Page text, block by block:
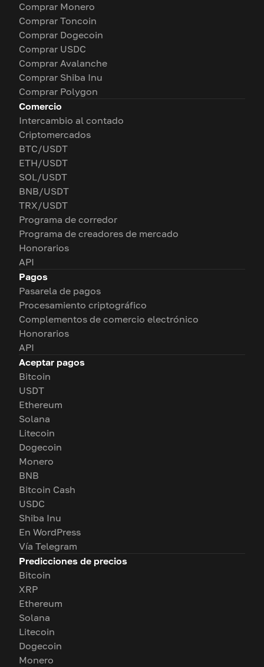
Comprar Monero
Comprar Toncoin
Comprar Dogecoin
Comprar USDC
Comprar Avalanche
Comprar Shiba Inu
Comprar Polygon
Comercio
Intercambio al contado
Criptomercados
BTC/USDT
ETH/USDT
SOL/USDT
BNB/USDT
TRX/USDT
Programa de corredor
Programa de creadores de mercado
Honorarios
API
Pagos
Pasarela de pagos
Procesamiento criptográfico
Complementos de comercio electrónico
Honorarios
API
Aceptar pagos
Bitcoin
USDT
Ethereum
Solana
Litecoin
Dogecoin
Monero
BNB
Bitcoin Cash
USDC
Shiba Inu
En WordPress
Vía Telegram
Predicciones de precios
Bitcoin
XRP
Ethereum
Solana
Litecoin
Dogecoin
Monero